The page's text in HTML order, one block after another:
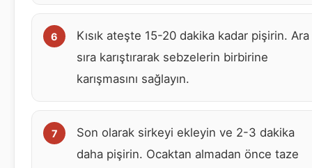
Kısık ateşte 15-20 dakika kadar pişirin. Ara
sıra karıştırarak sebzelerin birbirine
karışmasını sağlayın.
Son olarak sirkeyi ekleyin ve 2-3 dakika
daha pişirin. Ocaktan almadan önce taze